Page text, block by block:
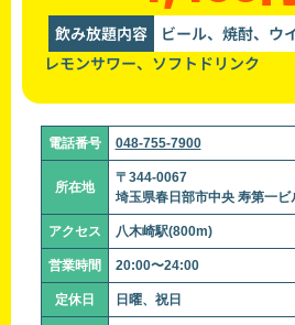
飲み放題内容
ビール、焼酎、ウ
レモンサワー、ソフトドリンク
電話番号 048-755-7900
所在地
〒344-0067
埼玉県春日部市中央 寿第一ビ
アクセス 八木崎駅(800m)
営業時間 20:00〜24:00
定休日 日曜、祝日